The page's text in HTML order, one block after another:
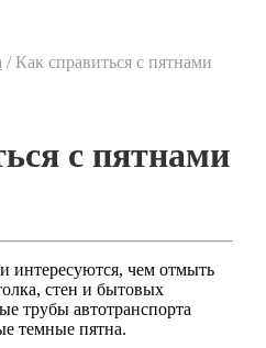
/Как справиться с пятнами
с пятнами
интересуются, чем отмыть
стен и бытовых
трубы автотранспорта
темные пятна.